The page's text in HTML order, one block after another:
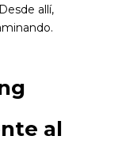
allí,
al